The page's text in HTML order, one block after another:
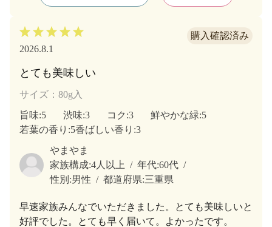
2026.8.1
とても美味しい
サイズ：80g入
旨味:5 渋味:3 コク :3 鮮やかな緑:5
若葉の香り :5香ばしい香り :3
やまやま
家族構成:4人以上 年代:60代
性別:男性 都道府県:三重県
早速家族みんなでいただきました。とても美味しいと
好評でした。とても早く届いて。よかったです。